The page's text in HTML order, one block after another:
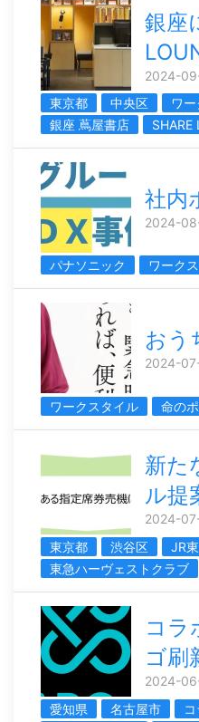
銀座
2024-
東京都
中央区
ワ
銀座 蔦屋書店
SHARE
社内
2024-
パナソニック ワーク
おう
2024-
ワークスタイル 命の
新た
ル提
2024-
東京都
渋谷区 JR
東急ハーヴェストクラブ
コラ
ゴ刷
2024-
愛知県
名古屋市